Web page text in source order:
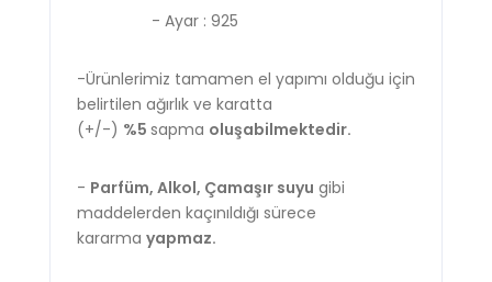
- Ayar : 925
-Ürünlerimiz tamamen el yapımı olduğu için
belirtilen ağırlık ve karatta
(+/-) %5 sapma oluşabilmektedir.
- Parfüm, Alkol, Çamaşır suyu gibi
maddelerden kaçınıldığı sürece
kararma yapmaz.